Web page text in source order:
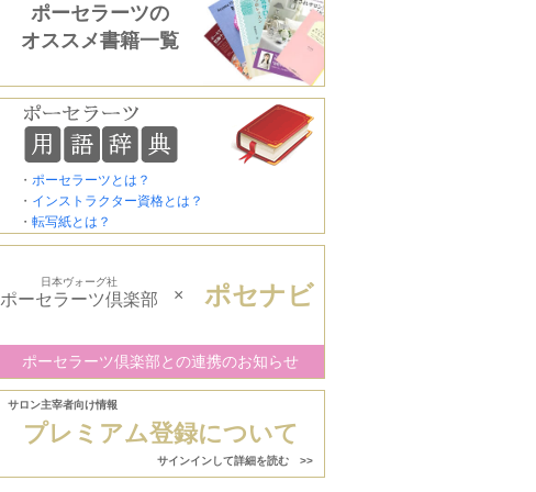
ポーセラーツの
オススメ書籍一覧
・ ポーセラーツとは？
・ インストラクター資格とは？
・ 転写紙とは？
日本ヴォーグ社
ポーセラーツ倶楽部 × ポセナビ
ポーセラーツ倶楽部との連携のお知らせ
サロン主宰者向け情報
プレミアム登録について
サインインして詳細を読む >>